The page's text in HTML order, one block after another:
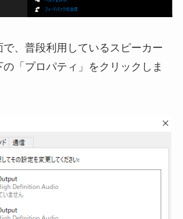
で、普段利用しているスピーカー
「プロパティ」をクリックしま